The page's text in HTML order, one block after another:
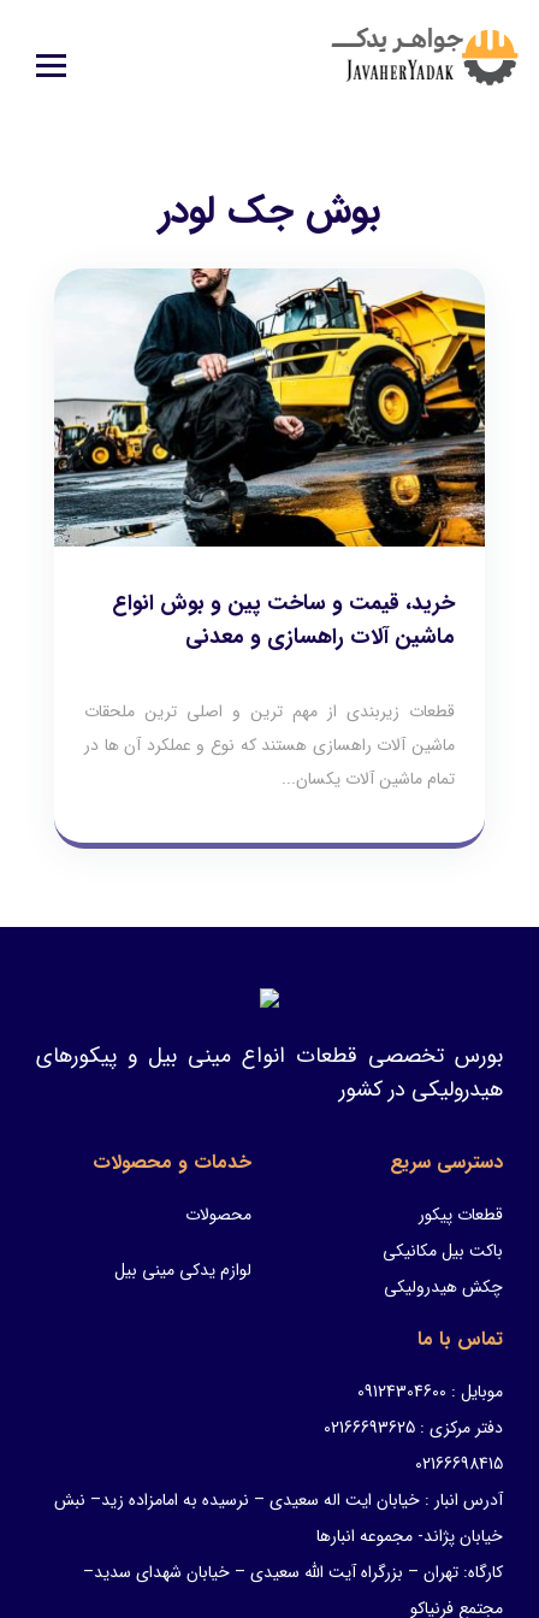
بوش جک لودر
خرید، قیمت و ساخت پین و بوش انواع
ماشین آلات راهسازی و معدنی
قطعات زیربندی از مهم ترین و اصلی ترین ملحقات
ماشین آلات راهسازی هستند که نوع و عملکرد آن ها در
تمام ماشین آلات یکسان...
بورس تخصصی قطعات انواع مینی بیل و پیکورهای
هیدرولیکی در کشور
دسترسی سریع
قطعات پیکور
باکت بیل مکانیکی
چکش هیدرولیکی
خدمات و محصولات
محصولات
لوازم یدکی مینی بیل
تماس با ما
موبایل : 09124304600
دفتر مرکزی : 02166693625
02166698415
آدرس انبار : خیابان ایت اله سعیدی – نرسیده به امامزاده زید– نبش
خیابان پژاند- مجموعه انبارها
کارگاه: تهران – بزرگراه آیت الله سعیدی – خیابان شهدای سدید–
مجتمع فرنیاکو